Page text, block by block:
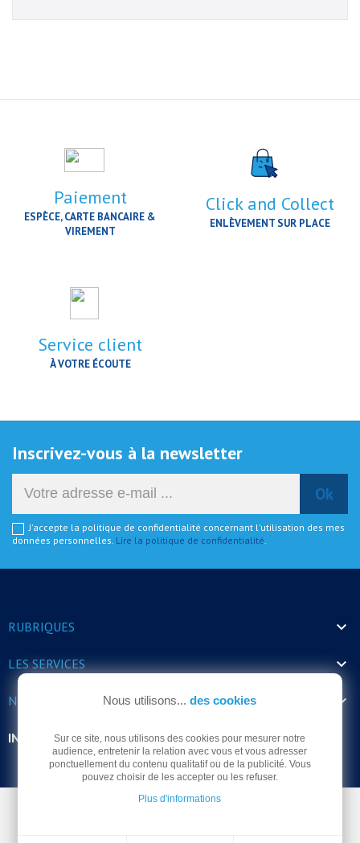
Paiement
ESPÈCE, CARTE BANCAIRE &
VIREMENT
Click and Collect
ENLÈVEMENT SUR PLACE
Service client
À VOTRE ÉCOUTE
Inscrivez-vous à la newsletter
J'accepte la politique de confidentialité concernant l'utilisation des mes
données personnelles. Lire la politique de confidentialité
RUBRIQUES 
LES SERVICES 
NOS HORAIRES 
INFORMATIONS
Nous utilisons... des cookies
Sur ce site, nous utilisons des cookies pour mesurer notre
audience, entretenir la relation avec vous et vous adresser
ponctuellement du contenu qualitatif ou de la publicité. Vous
pouvez choisir de les accepter ou les refuser.
Plus d'informations